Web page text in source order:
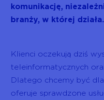
komunikację,
branży, w której działa.
Klienci oczekują dziś
teleinformatycznych
Dlatego chcemy być
oferuje sprawdzone